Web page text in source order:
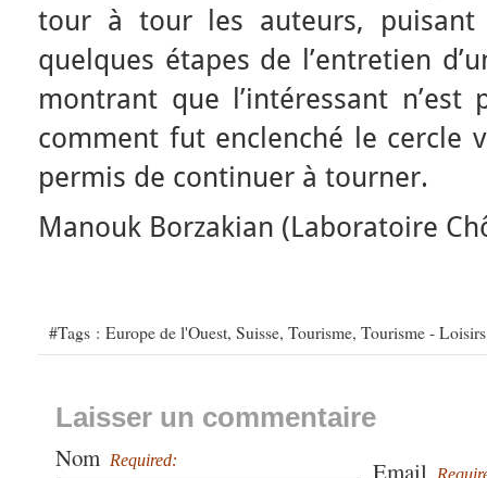
tour à tour les auteurs, puisant
quelques étapes de l’entretien
montrant que l’intéressant
comment fut enclenché le cercle
permis de continuer à tourner.
Manouk Borzakian (Laboratoire
#Tags : Europe de l'Ouest, Suisse, Tourisme, Tourisme -
Laisser un commentaire
Nom Required: Email